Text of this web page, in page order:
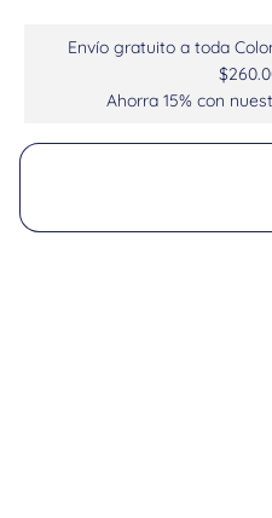
Envío gratuito a toda
Ahorra 15% con